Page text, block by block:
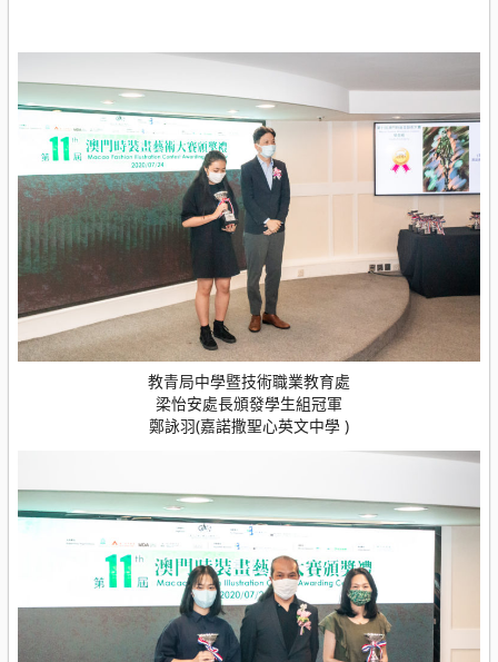
教青局中學暨技術職業教育處
梁怡安處長頒發學生組冠軍
鄭詠羽(嘉諾撒聖心英文中學 )